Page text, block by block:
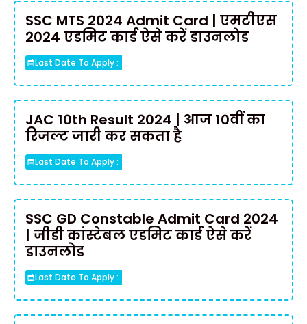
SSC MTS 2024 Admit Card | एमटीएस
2024 एडमिट कार्ड ऐसे करें डाउनलोड
Last Date To Apply :
JAC 10th Result 2024 | आज 10वीं का
रिजल्ट जारी कर सकता है
Last Date To Apply :
SSC GD Constable Admit Card 2024
| जीडी कांस्टेबल एडमिट कार्ड ऐसे करें
डाउनलोड
Last Date To Apply :